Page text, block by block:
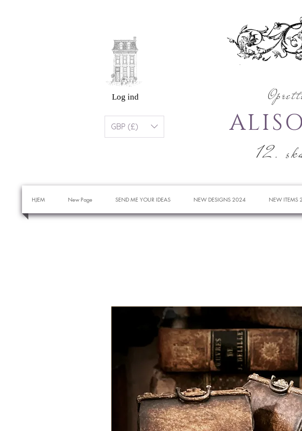
Log ind
GBP (£)
12.
HJEM New Page SEND ME YOUR IDEAS NEW DESIGNS 2024 NEW ITEMS